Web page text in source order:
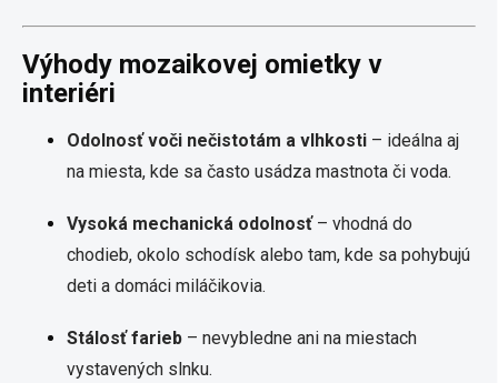
Výhody mozaikovej omietky v
interiéri
Odolnosť voči nečistotám a vlhkosti – ideálna aj
na miesta, kde sa často usádza mastnota či voda.
Vysoká mechanická odolnosť– vhodná do
chodieb, okolo schodísk alebo tam, kde sa pohybujú
deti a domáci miláčikovia.
Stálosť farieb – nevybledne ani na miestach
vystavených slnku.